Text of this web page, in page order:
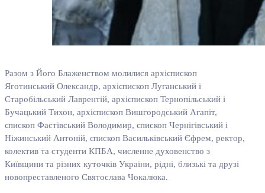
Разом з Його Блаженством молилися архієпископ
Яготинський Олександр, архієпископ Луганський і
Старобільський Лаврентій, архієпископ Тернопільський і
Бучацький Тихон, архієпископ Вишгородський Агапіт,
єпископ Фастівський Володимир, єпископ Чернігівський і
Ніжинський Антоній, єпископ Васильківський Єфрем, ректор,
колектив та студенти КПБА, численне духовенство з
Київщини та різних куточків України, рідні, близькі та друзі
новопреставленого Святослава Чокалюка.